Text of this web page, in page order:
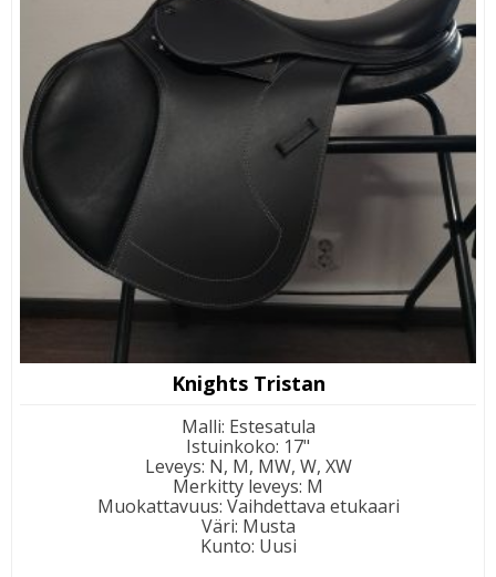
Knights Tristan
Malli: Estesatula
Istuinkoko: 17"
Leveys: N, M, MW, W, XW
Merkitty leveys: M
Muokattavuus: Vaihdettava etukaari
Väri: Musta
Kunto: Uusi